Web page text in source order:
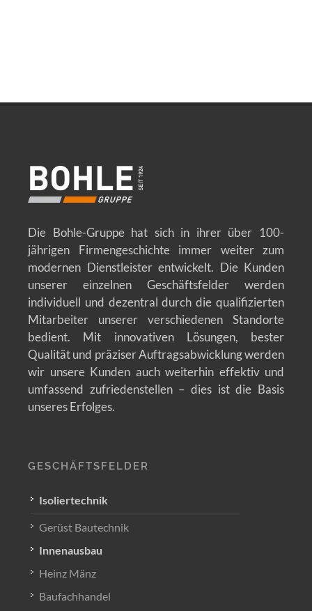
Die Bohle-Gruppe hat sich in ihrer über 100-
jährigen Firmengeschichte immer weiter zum
modernen Dienstleister entwickelt. Die Kunden
unserer einzelnen Geschäftsfelder werden
individuell und dezentral durch die qualifizierten
Mitarbeiter unserer verschiedenen Standorte
bedient. Mit innovativen Lösungen, bester
Qualität und präziser Auftragsabwicklung werden
wir unsere Kunden auch weiterhin effektiv und
umfassend zufriedenstellen – dies ist die Basis
unseres Erfolges.
GESCHÄFTSFELDER
Isoliertechnik
Gerüst Bautechnik
Innenausbau
Heinz Mänz
Baufachhandel